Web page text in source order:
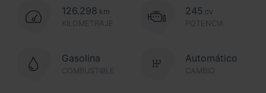
126.298 km
KILOMETRAJE
245 cv
POTENCIA
Gasolina
COMBUSTIBLE CAMBIO
Automático